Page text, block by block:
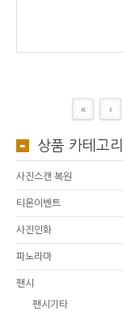
« ‹
상품 카테고리
사진스캔 복원
티몬이벤트
사진인화
파노라마
팬시
팬시기타